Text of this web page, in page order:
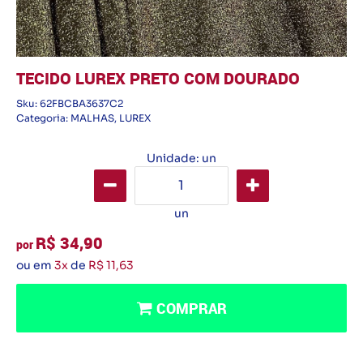
TECIDO LUREX PRETO COM DOURADO
Sku: 62FBCBA3637C2
Categoria: MALHAS, LUREX
Unidade: un
un
por R$ 34,90
ou em 3xde R$ 11,63
COMPRAR